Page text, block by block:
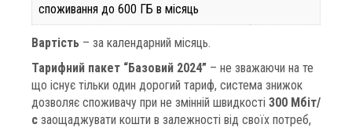
споживання до 600 ГБ в місяць
Вартість – за календарний місяць.
Тарифний пакет “Базовий 2024” – не зважаючи на те
що існує тільки один дорогий тариф, система знижок
дозволяє споживачу при не змінній швидкості 300 Мбіт/
с заощаджувати кошти в залежності від своїх потреб,